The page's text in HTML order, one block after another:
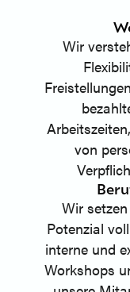
Wir
von
Wir
Potenzial
interne und
Workshops